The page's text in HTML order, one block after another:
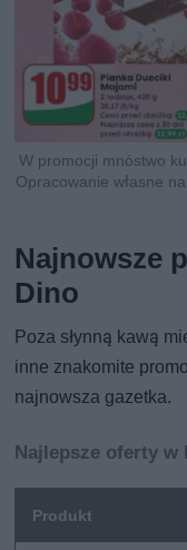
W promocji mnóstwo
Opracowanie własne
Najnowsze
Dino
Poza słynną kawą
inne znakomite
najnowsza gazetka.
Najlepsze oferty w
Produkt